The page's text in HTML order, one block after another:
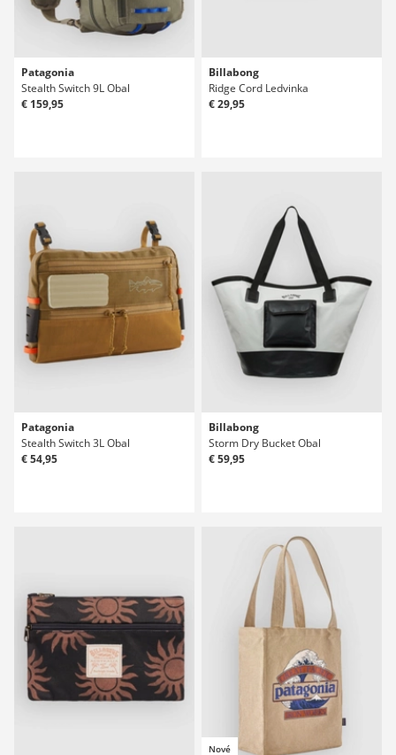
Patagonia
Stealth Switch 9L Obal
€ 159,95
Billabong
Ridge Cord Ledvinka
€ 29,95
Patagonia
Stealth Switch 3L Obal
€ 54,95
Billabong
Storm Dry Bucket Obal
€ 59,95
Nové